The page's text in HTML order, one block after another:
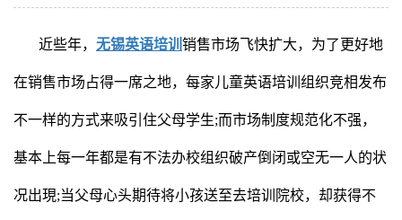
近些年， 无锡英语培训 销售市场飞快扩大，为了更好地
在销售市场占得一席之地，每家儿童英语培训组织竞相发布
不一样的方式来吸引住父母学生;而市场制度规范化不强，
基本上每一年都是有不法办校组织破产倒闭或空无一人的状
况出現;当父母心头期待将小孩送至去培训院校，却获得不